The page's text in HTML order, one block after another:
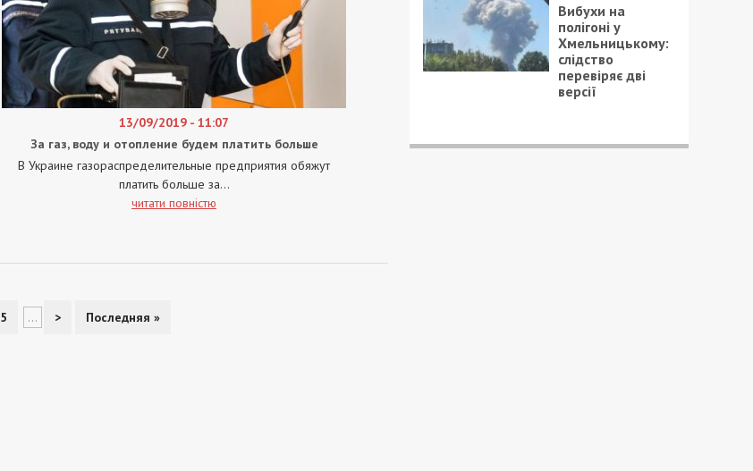
13/09/2019 - 11:07
За газ, воду и отопление будем платить больше
В Украине газораспределительные предприятия обяжут
платить больше за...
читати повністю
5 ... > Последняя »
Вибухи на
полігоні у
Хмельницькому:
слідство
перевіряє дві
версії